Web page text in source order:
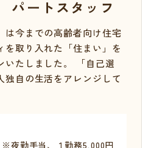
ートスタッフ
は今までの高齢者向け住宅
を取り入れた「住まい」を
いたしました。 「自己選
独自の生活をアレンジして
※夜勤手当、１勤務5,000円